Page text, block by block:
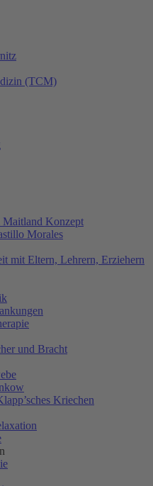
(TCM)
Maitland Konzept
Morales
mit Eltern, Lehrern, Erziehern
und Bracht
Kriechen